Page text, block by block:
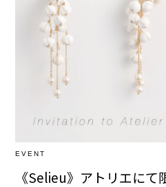
EVENT
《Selieu》アトリエにて